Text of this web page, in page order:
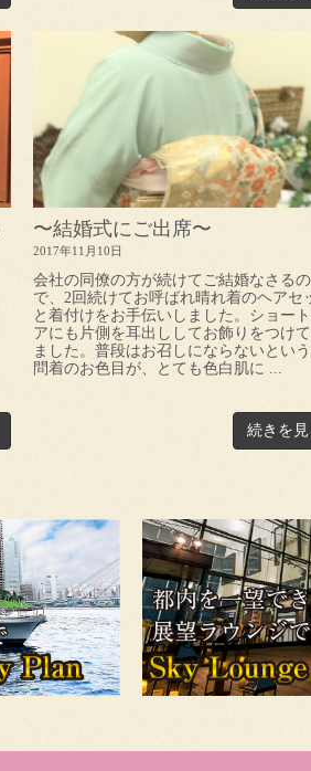
〜結婚式にご出席〜
2017年11月10日
会社の同僚の方が続けてご結婚なさるの
で、2回続けてお呼ばれ晴れ着のヘアセ
と着付けをお手伝いしました。ショー
アにも片側を耳出ししてお飾りをつけ
ました。普段はお召しにならないとい
問着のお色目が、とても色白肌に ...
続きを見